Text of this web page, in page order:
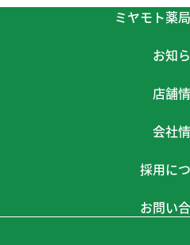
ミヤモト薬
お知
店舗
会社
採用に
お問い